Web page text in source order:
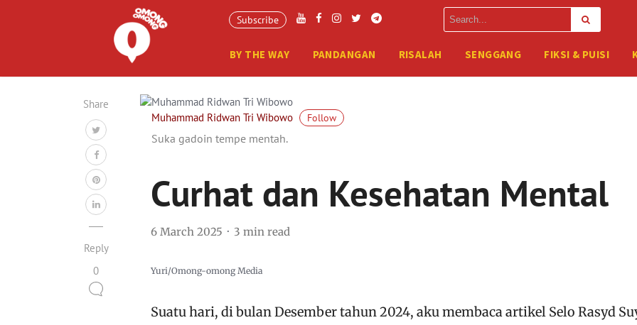
Subscribe
BY THE WAY PANDANGAN RISALAH SENGGANG FIKSI & PUISI
Share
Reply
0
Muhammad Ridwan Tri Wibowo Follow
Suka gadoin tempe mentah.
Curhat dan Kesehatan Mental
6 March 2025 3 min read
Yuri/Omong-omong Media
Suatu hari, di bulan Desember tahun 2024, aku membaca artikel Selo Rasyd